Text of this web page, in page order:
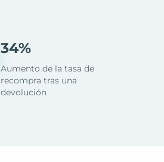
34%
Aumento de la tasa de
recompra tras una
devolución